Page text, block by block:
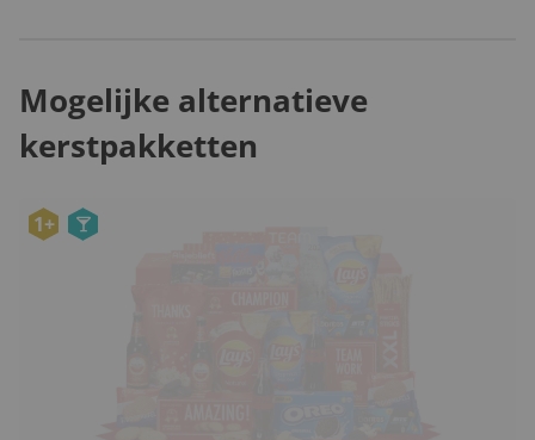
Mogelijke alternatieve
kerstpakketten
1+